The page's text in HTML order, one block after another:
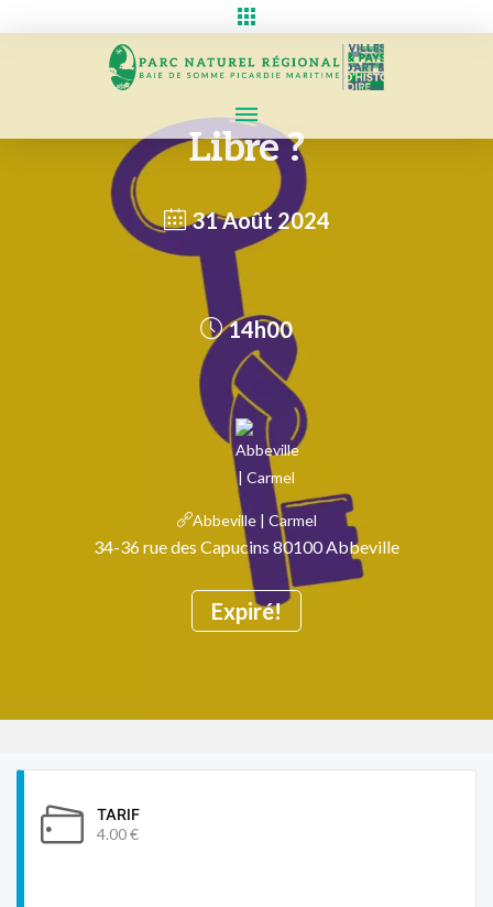
Libre ?
31 Août 2024
Expiré!
14h00
Abbeville | Carmel
34-36 rue des Capucins 80100 Abbeville
TARIF
4.00 €